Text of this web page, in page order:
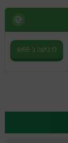
לרכישה ב-₪69